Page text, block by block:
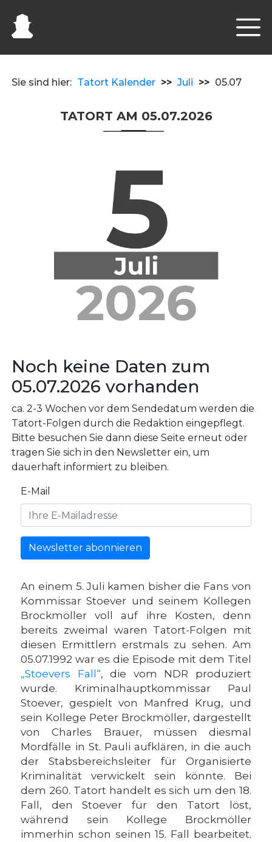
Sie sind hier: Tatort Kalender >> Juli >> 05.07
TATORT AM 05.07.2026
Noch keine Daten zum
05.07.2026 vorhanden
ca. 2-3 Wochen vor dem Sendedatum werden die
Tatort-Folgen durch die Redaktion eingepflegt.
Bitte besuchen Sie dann diese Seite erneut oder
tragen Sie sich in den Newsletter ein, um
dauerhaft informiert zu bleiben.
E-Mail
Newsletter abonnieren
An einem 5. Juli kamen bisher die Fans von
Kommissar Stoever und seinem Kollegen
Brockmöller voll auf ihre Kosten, denn
bereits zweimal waren Tatort-Folgen mit
diesen Ermittlern erstmals zu sehen. Am
05.07.1992 war es die Episode mit dem Titel
„Stoevers Fall“, die vom NDR produziert
wurde. Kriminalhauptkommissar Paul
Stoever, gespielt von Manfred Krug, und
sein Kollege Peter Brockmöller, dargestellt
von Charles Brauer, müssen diesmal
Mordfälle in St. Pauli aufklären, in die auch
der Stabsbereichsleiter für Organisierte
Kriminalität verwickelt sein könnte. Bei
dem 260. Tatort handelt es sich um den 18.
Fall, den Stoever für den Tatort löst,
während sein Kollege Brockmöller
immerhin schon seinen 15. Fall bearbeitet.